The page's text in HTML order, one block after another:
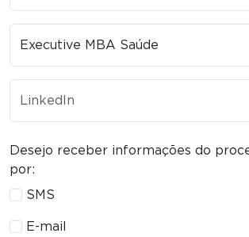
Desejo receber informações do
por:
SMS
E-mail